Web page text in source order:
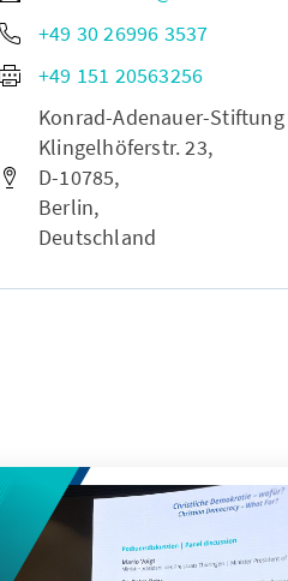
+49 30 26996 3537
+49 151 20563256
Konrad-Adenauer-Stiftung
Klingelhöferstr. 23,
D-10785,
Berlin,
Deutschland